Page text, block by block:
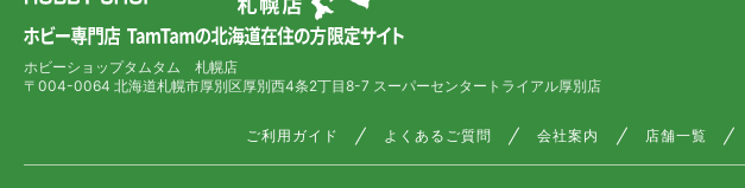
ホビーショップタムタム 札幌店
〒004-0064 北海道札幌市厚別区厚別西4条2丁目8-7 スーパーセンタートライアル厚別店
ご利用ガイド よくあるご質問 会社案内 店舗一覧